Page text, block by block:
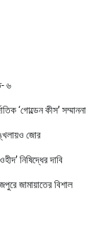
৬
‘গোল্ডেন কীস’ সম্মাননা
জোর
নিষিদ্ধের দাবি
জামায়াতের বিশাল